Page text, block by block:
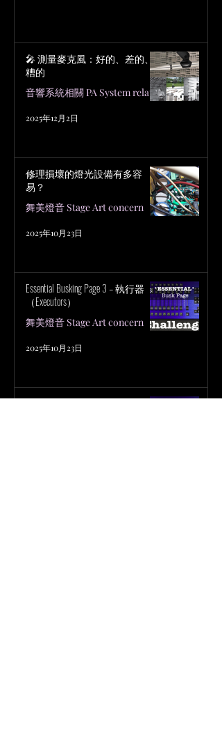
🎤 測量麥克風：好的、差的、
糟的
音響系統相關 PA System related
2025年12月2日
修理損壞的燈光設備有多容
易？
舞美燈音 Stage Art concern
2025年10月23日
Essential Busking Page 3 – 執行器
（Executors）
舞美燈音 Stage Art concern
2025年10月23日
Essential Busking Pages 2 – 僅使用